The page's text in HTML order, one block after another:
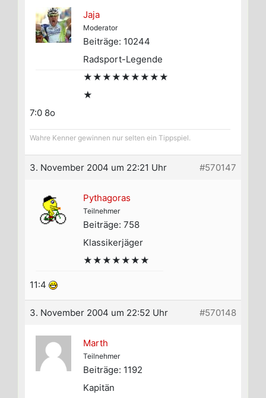
Jaja
Moderator
Beiträge: 10244
Radsport-Legende
★★★★★★★★★
★
7:0 8o
Wahre Kenner gewinnen nur selten ein Tippspiel.
3. November 2004 um 22:21 Uhr #570147
Pythagoras
Teilnehmer
Beiträge: 758
Klassikerjäger
★★★★★★★
11:4
3. November 2004 um 22:52 Uhr #570148
Marth
Teilnehmer
Beiträge: 1192
Kapitän